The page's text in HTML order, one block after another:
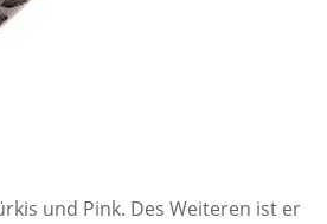
und Pink. Des Weiteren ist er